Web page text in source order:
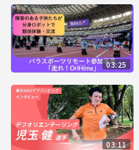
03:25
03:11